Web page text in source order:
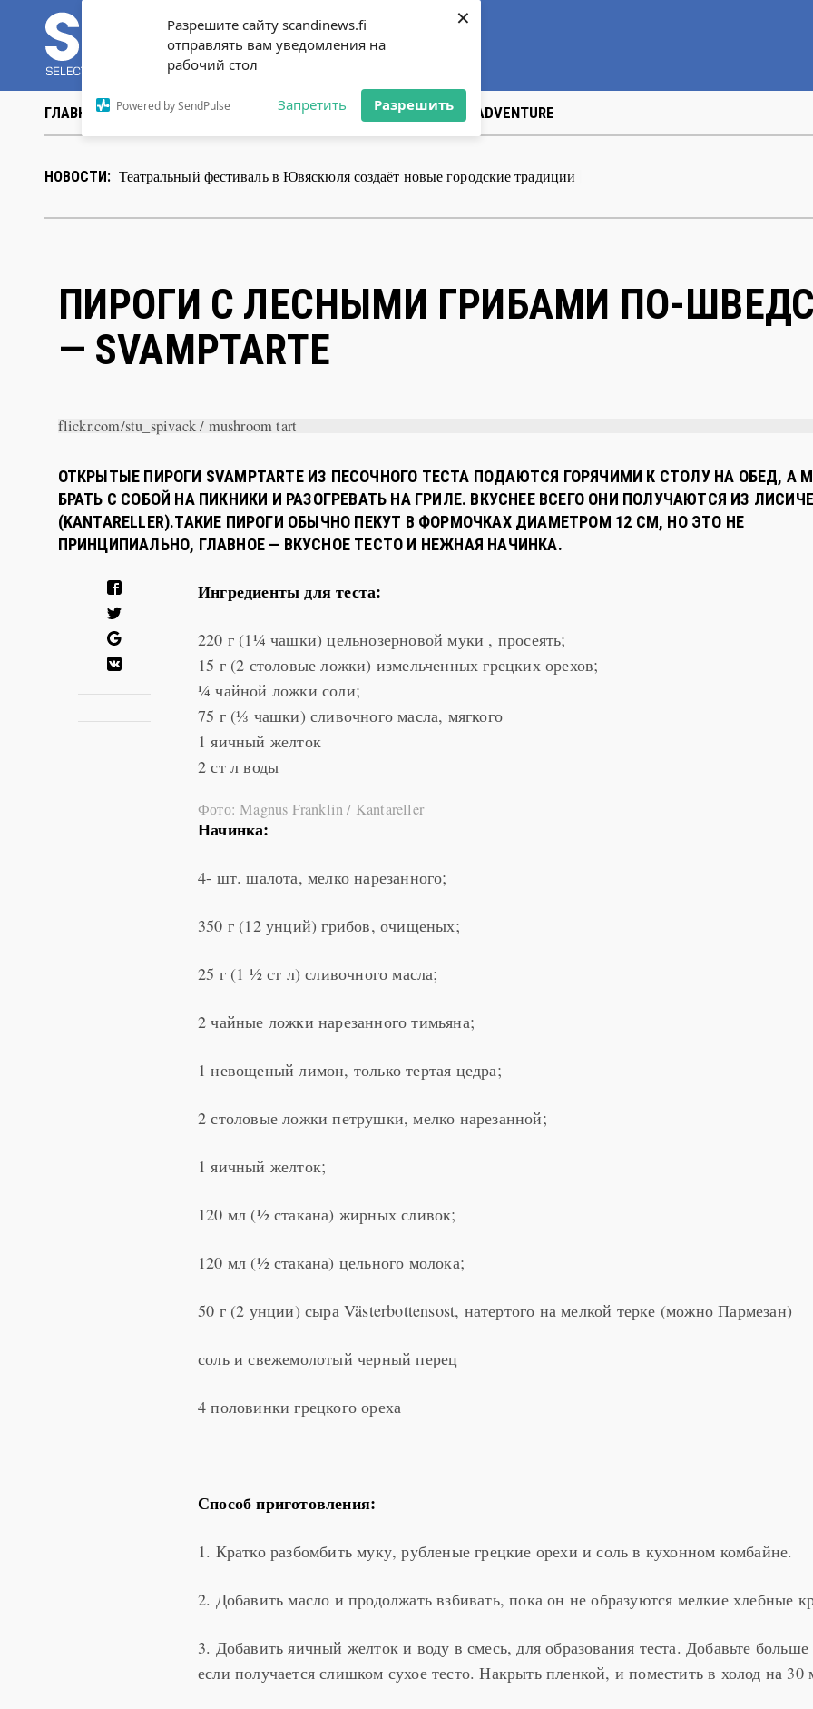
Разрешите сайту scandinews.fi
отправлять вам уведомления на
рабочий стол
Powered by SendPulse Запретить Разрешить
×
ГЛАВНАЯ НОВОСТИ СТАТЬИ ВИДЕО ABOUT US ART&АDVENTURE
НОВОСТИ: Театральный фестиваль в Ювяскюля создаёт новые городские традиции
ПИРОГИ C ЛЕСНЫМИ ГРИБАМИ ПО-
— SVAMPTARTE
flickr.com/stu_spivack / mushroom tart
ОТКРЫТЫЕ ПИРОГИ SVAMPTARTE ИЗ ПЕСОЧНОГО ТЕСТА ПОДАЮТСЯ ГОРЯЧИМИ К СТОЛУ НА ОБЕД, А
БРАТЬ С СОБОЙ НА ПИКНИКИ И РАЗОГРЕВАТЬ НА ГРИЛЕ. ВКУСНЕЕ ВСЕГО ОНИ ПОЛУЧАЮТСЯ ИЗ
(KANTARELLER).ТАКИЕ ПИРОГИ ОБЫЧНО ПЕКУТ В ФОРМОЧКАХ ДИАМЕТРОМ 12 СМ, НО ЭТО НЕ
ПРИНЦИПИАЛЬНО, ГЛАВНОЕ — ВКУСНОЕ ТЕСТО И НЕЖНАЯ НАЧИНКА.
Ингредиенты для теста:
220 г (1¼ чашки) цельнозерновой муки , просеять;
15 г (2 столовые ложки) измельченных грецких орехов;
¼ чайной ложки соли;
75 г (⅓ чашки) сливочного масла, мягкого
1 яичный желток
2 ст л воды
Фото: Magnus Franklin / Kantareller
Начинка:
4- шт. шалота, мелко нарезанного;
350 г (12 унций) грибов, очищеных;
25 г (1 ½ ст л) сливочного масла;
2 чайные ложки нарезанного тимьяна;
1 невощеный лимон, только тертая цедра;
2 столовые ложки петрушки, мелко нарезанной;
1 яичный желток;
120 мл (½ стакана) жирных сливок;
120 мл (½ стакана) цельного молока;
50 г (2 унции) сыра Västerbottensost, натертого на мелкой терке (можно Пармезан)
соль и свежемолотый черный перец
4 половинки грецкого ореха
Способ приготовления:
1. Кратко разбомбить муку, рубленые грецкие орехи и соль в кухонном комбайне.
2. Добавить масло и продолжать взбивать, пока он не образуются мелкие хлебные
3. Добавить яичный желток и воду в смесь, для образования теста. Добавьте
если получается слишком сухое тесто. Накрыть пленкой, и поместить в холод на 30